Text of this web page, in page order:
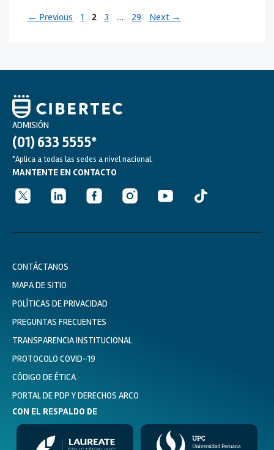
← Previous Page
1 Page
2 Page
3 … Page
29 Next →
ADMISIÓN
(01) 633 5555*
*Aplica a todas las sedes a nivel nacional.
MANTENTE EN CONTACTO
CONTÁCTANOS
MAPA DE SITIO
POLÍTICAS DE PRIVACIDAD
PREGUNTAS FRECUENTES
TRANSPARENCIA INSTITUCIONAL
PROTOCOLO COVID-19
CÓDIGO DE ÉTICA
PORTAL DE PDP Y DERECHOS ARCO
CON EL RESPALDO DE